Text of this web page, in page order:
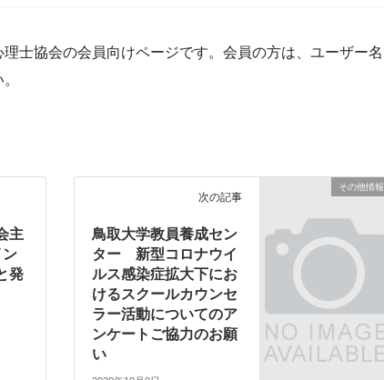
士協会の会員向けページです。会員の方は、ユーザー名
主
発
その他情報
次の記事
鳥取大学教員養成セン
ター 新型コロナウイ
ルス感染症拡大下にお
けるスクールカウンセ
ラー活動についてのア
ンケートご協力のお願
い